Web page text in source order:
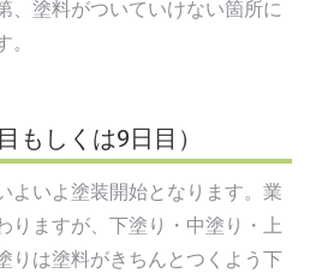
、塗料がついていけない箇所に
もしくは9日目）
よいよ塗装開始となります。業
りますが、下塗り・中塗り・上
りは塗料がきちんとつくよう下